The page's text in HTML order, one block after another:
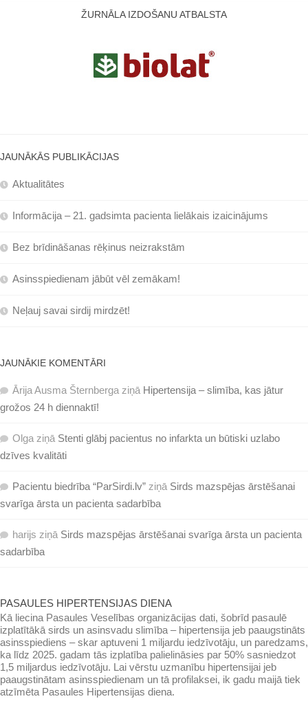
ŽURNĀLA IZDOŠANU ATBALSTA
JAUNĀKĀS PUBLIKĀCIJAS
Aktualitātes
Informācija – 21. gadsimta pacienta lielākais izaicinājums
Bez brīdināšanas rēķinus neizrakstām
Asinsspiedienam jābūt vēl zemākam!
Neļauj savai sirdij mirdzēt!
JAUNĀKIE KOMENTĀRI
Ārija Ausma Šternberga ziņā Hipertensija – slimība, kas jātur
grožos 24 h diennaktī!
Olga ziņā Stenti glābj pacientus no infarkta un būtiski uzlabo
dzīves kvalitāti
Pacientu biedrība “ParSirdi.lv” ziņā Sirds mazspējas ārstēšanai
svarīga ārsta un pacienta sadarbība
harijs ziņā Sirds mazspējas ārstēšanai svarīga ārsta un pacienta
sadarbība
PASAULES HIPERTENSIJAS DIENA
Kā liecina Pasaules Veselības organizācijas dati, šobrīd pasaulē
izplatītākā sirds un asinsvadu slimība – hipertensija jeb paaugstināts
asinsspiediens – skar aptuveni 1 miljardu iedzīvotāju, un paredzams,
ka līdz 2025. gadam tās izplatība palielināsies par 50% sasniedzot
1,5 miljardus iedzīvotāju. Lai vērstu uzmanību hipertensijai jeb
paaugstinātam asinsspiedienam un tā profilaksei, ik gadu maijā tiek
atzīmēta Pasaules Hipertensijas diena.